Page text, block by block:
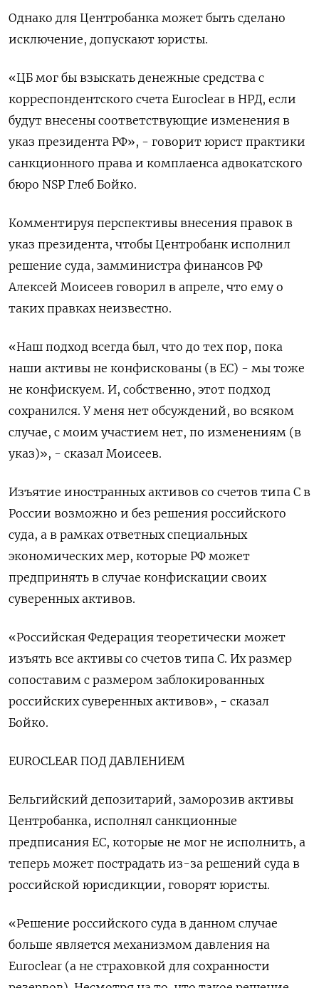
Однако для Центробанка может быть сделано
исключение, допускают юристы.
«ЦБ мог бы взыскать денежные средства с
корреспондентского счета Euroclear в НРД, если
‌будут внесены соответствующие изменения в
указ президента РФ», - говорит юрист практики
санкционного права и комплаенса адвокатского
бюро NSP Глеб Бойко.
Комментируя перспективы внесения правок в
указ президента, чтобы Центробанк исполнил
решение суда, замминистра ​финансов РФ
Алексей Моисеев говорил в апреле, что ему о
таких правках неизвестно.
«Наш подход всегда был, что до тех пор, пока
наши активы не конфискованы (в ЕС) - мы тоже
не конфискуем. И, собственно, этот подход
‌сохранился. У меня нет обсуждений, во всяком
случае, с моим участием нет, по изменениям (в
указ)», - сказал Моисеев.
Изъятие иностранных активов со счетов типа С в
России возможно и без решения российского
суда, а в рамках ответных специальных
экономических мер, которые РФ может
предпринять в случае конфискации своих
суверенных активов.
«Российская Федерация теоретически может
изъять все активы со ​счетов типа С. Их размер
сопоставим с размером заблокированных
российских ​суверенных активов», - сказал
Бойко.
EUROCLEAR ПОД ДАВЛЕНИЕМ
Бельгийский депозитарий, ‌заморозив активы
Центробанка, исполнял санкционные
предписания ЕС, которые не мог не исполнить, а
теперь может пострадать из-за решений суда в
российской юрисдикции, говорят юристы.
«Решение российского суда в данном случае
больше является механизмом давления ​на
Euroclear (а не страховкой для сохранности